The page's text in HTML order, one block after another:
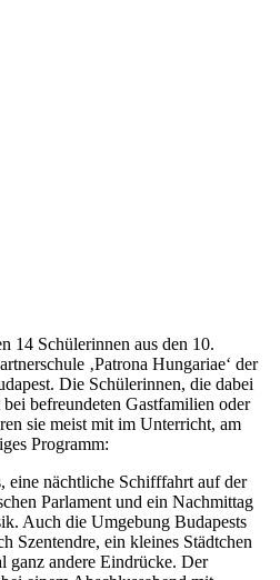
14 Schülerinnen aus den 10.
‚Patrona Hungariae‘ der
Die Schülerinnen, die dabei
befreundeten Gastfamilien oder
sie meist mit im Unterricht, am
Programm:
eine nächtliche Schifffahrt auf der
Parlament und ein Nachmittag
Auch die Umgebung Budapests
Szentendre, ein kleines Städtchen
ganz andere Eindrücke. Der